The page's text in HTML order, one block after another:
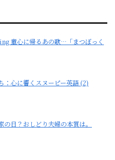
童心に帰るあの歌…「まつぼっく
：心に響くスヌーピー英語 (2)
の日？おしどり夫婦の本質は。